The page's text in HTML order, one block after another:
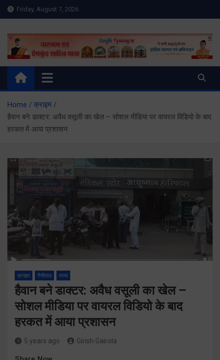
Skip
to
Friday, August 7, 2026
Meru Raibar | Uttarakhand
News | Uttarkashi News
meruraibar.com
Home
क्राइम
हैवान बने डाक्टर: अवैध वसूली का खेल – सोशल मीडिया पर वायरल विडियो के बाद
हरकत में आया प्रशासन
क्राइम नैनीताल राज्य
हैवान बने डाक्टर: अवैध वसूली का खेल –
सोशल मीडिया पर वायरल विडियो के बाद
हरकत में आया प्रशासन
5 years ago Girish Gairola